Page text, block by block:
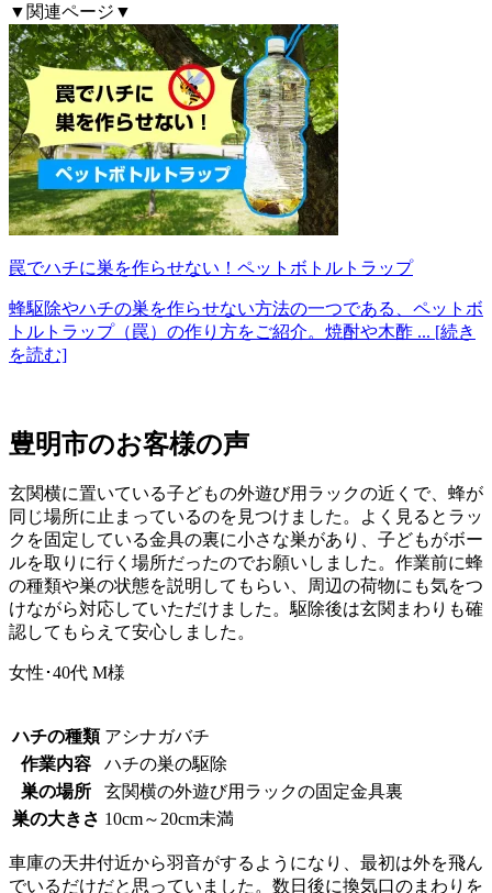
▼関連ページ▼
罠でハチに巣を作らせない！ペットボトルトラップ
蜂駆除やハチの巣を作らせない方法の一つである、ペットボ
トルトラップ（罠）の作り方をご紹介。焼酎や木酢 ... [続き
を読む]
豊明市のお客様の声
玄関横に置いている子どもの外遊び用ラックの近くで、蜂が
同じ場所に止まっているのを見つけました。よく見るとラッ
クを固定している金具の裏に小さな巣があり、子どもがボー
ルを取りに行く場所だったのでお願いしました。作業前に蜂
の種類や巣の状態を説明してもらい、周辺の荷物にも気をつ
けながら対応していただけました。駆除後は玄関まわりも確
認してもらえて安心しました。
女性･40代 M様
ハチの種類 アシナガバチ
作業内容
ハチの巣の駆除
巣の場所
玄関横の外遊び用ラックの固定金具裏
巣の大きさ 10cm～20cm未満
車庫の天井付近から羽音がするようになり、最初は外を飛ん
でいるだけだと思っていました。数日後に換気口のまわりを